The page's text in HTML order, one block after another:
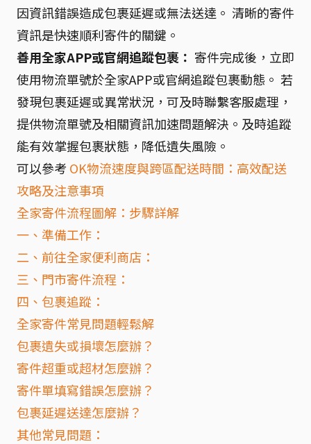
因資訊錯誤造成包裹延遲或無法送達。 清晰的寄件
資訊是快速順利寄件的關鍵。
善用全家APP或官網追蹤包裹： 寄件完成後，立即
使用物流單號於全家APP或官網追蹤包裹動態。 若
發現包裹延遲或異常狀況，可及時聯繫客服處理，
提供物流單號及相關資訊加速問題解決。及時追蹤
能有效掌握包裹狀態，降低遺失風險。
可以參考 OK物流速度與跨區配送時間：高效配送
攻略及注意事項
全家寄件流程圖解：步驟詳解
一、準備工作：
二、前往全家便利商店：
三、門市寄件流程：
四、包裹追蹤：
全家寄件常見問題輕鬆解
包裹遺失或損壞怎麼辦？
寄件超重或超材怎麼辦？
寄件單填寫錯誤怎麼辦？
包裹延遲送達怎麼辦？
其他常見問題：